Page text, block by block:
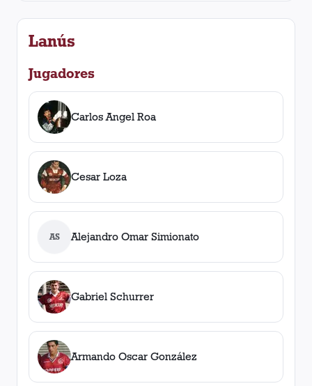
Lanús
Jugadores
Carlos Angel Roa
Cesar Loza
AS Alejandro Omar Simionato
Gabriel Schurrer
Armando Oscar González